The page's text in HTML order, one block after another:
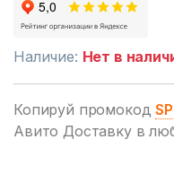
Наличие: Нет в
Копируй промокод
Авито Доставку в